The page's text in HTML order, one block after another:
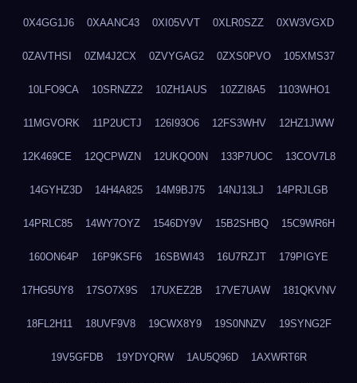
0X4GG1J6 0XAANC43 0XI05VVT 0XLR0SZZ 0XW3VGXD
0ZAVTHSI 0ZM4J2CX 0ZVYGAG2 0ZXS0PVO 105XMS37
10LFO9CA 10SRNZZ2 10ZH1AUS 10ZZI8A5 1103WHO1
11MGVORK 11P2UCTJ 126I93O6 12FS3WHV 12HZ1JWW
12K469CE 12QCPWZN 12UKQO0N 133P7UOC 13COV7L8
14GYHZ3D 14H4A825 14M9BJ75 14NJ13LJ 14PRJLGB
14PRLC85 14WY7OYZ 1546DY9V 15B2SHBQ 15C9WR6H
160ON64P 16P9KSF6 16SBWI43 16U7RZJT 179PIGYE
17HG5UY8 17SO7X9S 17UXEZ2B 17VE7UAW 181QKVNV
18FL2H11 18UVF9V8 19CWX8Y9 19S0NNZV 19SYNG2F
19V5GFDB 19YDYQRW 1AU5Q96D 1AXWRT6R